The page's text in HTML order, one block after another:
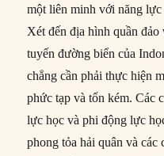
một liên minh với năng
Xét đến địa hình quần đảo
tuyến đường biển của
chẳng cần phải thực hiện
phức tạp và tốn kém. Các
lực học và phi động lực
phong tỏa hải quân và các